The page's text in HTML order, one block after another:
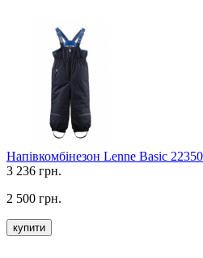
Напівкомбінезон Lenne Basic
3 236 грн.
2 500 грн.
купити